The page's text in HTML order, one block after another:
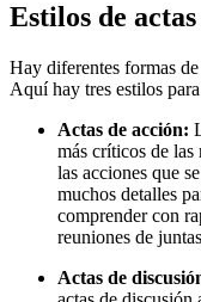
Estilos de
Hay diferentes formas
Aquí hay tres estilos
Actas de acción:
más críticos de las
las acciones que
muchos detalles
comprender con
reuniones de
Actas de